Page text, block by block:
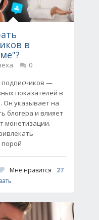
в
0
подписчиков —
показателей в
Он указывает на
блогера и влияет
монетизации.
Мне нравится
27